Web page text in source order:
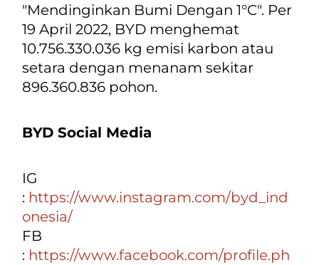
"Mendinginkan Bumi Dengan 1°C". Per
19 April 2022, BYD menghemat
10.756.330.036 kg emisi karbon atau
setara dengan menanam sekitar
896.360.836 pohon.
BYD Social Media
IG
: https://www.instagram.com/byd_ind
onesia/
FB
: https://www.facebook.com/profile.ph